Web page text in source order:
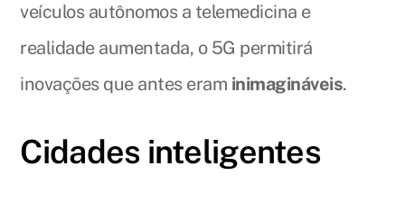
veículos autônomos a telemedicina e
realidade aumentada, o 5G permitirá
inovações que antes eram inimagináveis.
Cidades inteligentes